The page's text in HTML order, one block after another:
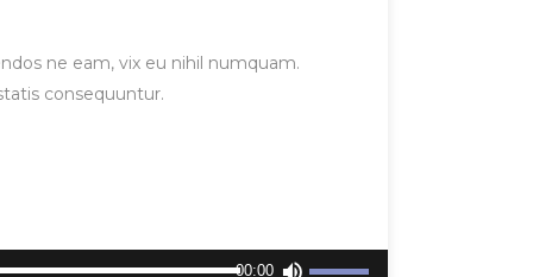
00:00
ne eam, vix eu nihil numquam.
consequuntur.